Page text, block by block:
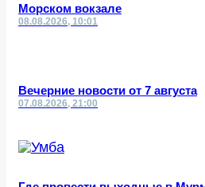
Морском вокзале
08.08.2026, 10:01
Вечерние новости от 7 августа
07.08.2026, 21:00